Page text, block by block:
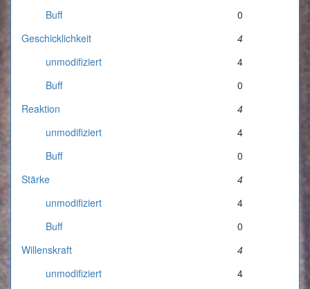
Buff
0
Geschicklichkeit
4
unmodifiziert
4
Buff
0
Reaktion
4
unmodifiziert
4
Buff
0
Stärke
4
unmodifiziert
4
Buff
0
Willenskraft
4
unmodifiziert
4